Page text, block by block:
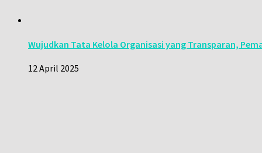
Wujudkan Tata Kelola Organisasi yang Transparan,
12 April 2025